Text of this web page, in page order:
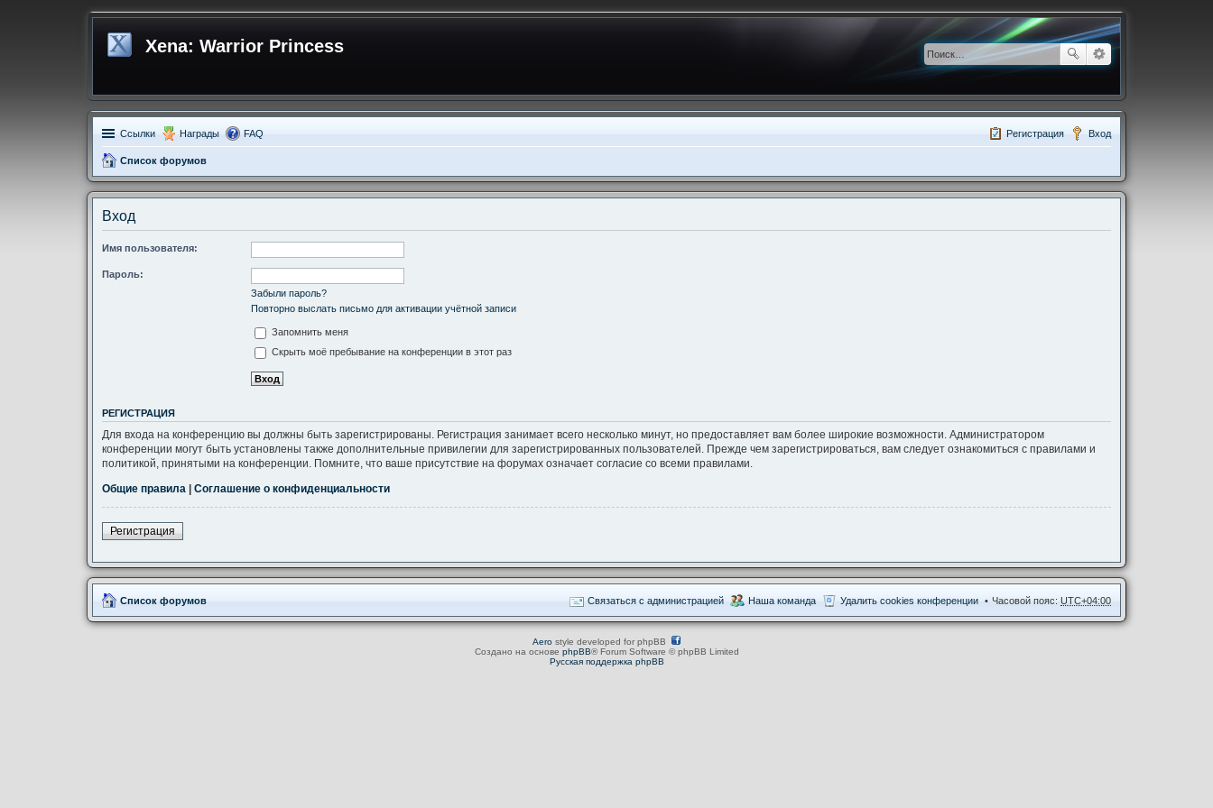
Xena: Warrior Princess
Ссылки Награды FAQ Вход
Регистрация
Список форумов
Вход
Имя пользователя:
Пароль:
Забыли пароль?
Повторно выслать письмо для активации учётной записи
Запомнить меня
Скрыть моё пребывание на конференции в этот раз
РЕГИСТРАЦИЯ
Для входа на конференцию вы должны быть зарегистрированы. Регистрация занимает всего несколько минут, но предоставляет вам более широкие возможности. Администратором
конференции могут быть установлены также дополнительные привилегии для зарегистрированных пользователей. Прежде чем зарегистрироваться, вам следует ознакомиться с правилами и
политикой, принятыми на конференции. Помните, что ваше присутствие на форумах означает согласие со всеми правилами.
Общие правила | Соглашение о конфиденциальности
Регистрация
Список форумов Часовой пояс: UTC+04:00
Удалить cookies конференции
Наша команда
Связаться с администрацией
Aero style developed for phpBB
Создано на основе phpBB® Forum Software © phpBB Limited
Русская поддержка phpBB